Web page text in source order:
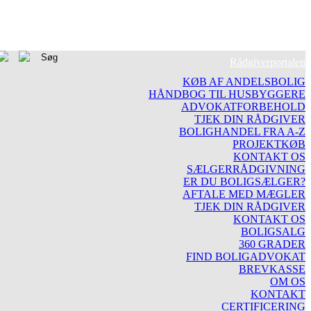
Rådgiverportalen
KØB AF ANDELSBOLIG
HÅNDBOG TIL HUSBYGGERE
ADVOKATFORBEHOLD
TJEK DIN RÅDGIVER
BOLIGHANDEL FRA A-Z
PROJEKTKØB
KONTAKT OS
SÆLGERRÅDGIVNING
ER DU BOLIGSÆLGER?
AFTALE MED MÆGLER
TJEK DIN RÅDGIVER
KONTAKT OS
BOLIGSALG
360 GRADER
FIND BOLIGADVOKAT
BREVKASSE
OM OS
KONTAKT
CERTIFICERING